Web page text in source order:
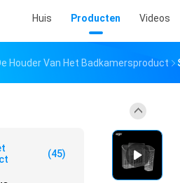
Huis Producten Videos
Houder Van Het Badkamersproduct
(45)